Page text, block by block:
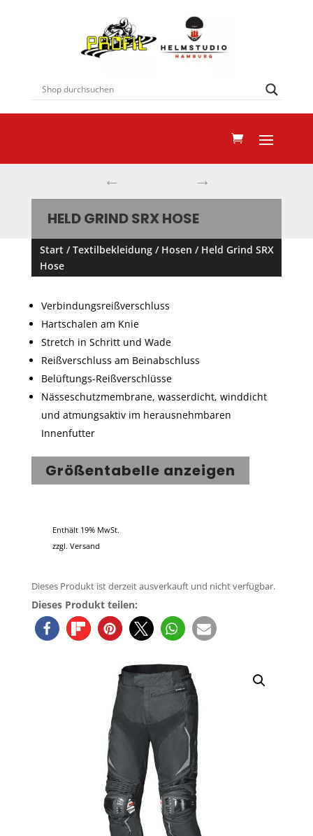
← →
HELD GRIND SRX HOSE
Dieses Produkt teilen:
Start /Textilbekleidung/ Hosen / Held Grind SRX
Hose
Verbindungsreißverschluss
Hartschalen am Knie
Stretch in Schritt und Wade
Reißverschluss am Beinabschluss
Belüftungs-Reißverschlüsse
Nässeschutzmembrane, wasserdicht, winddicht
und atmungsaktiv im herausnehmbaren
Innenfutter
Größentabelle anzeigen
Enthält 19% MwSt.
zzgl. Versand
Dieses Produkt ist derzeit ausverkauft und nicht verfügbar.